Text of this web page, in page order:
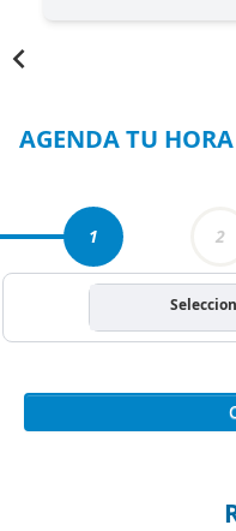
AGENDA TU
1 2